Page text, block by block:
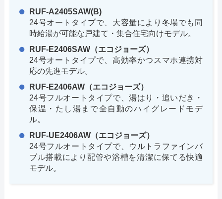
RUF-A2405SAW(B)
24号オートタイプで、大容量により冬場でも同
時給湯が可能な戸建て・集合住宅向けモデル。
RUF-E2406SAW（エコジョーズ）
24号オートタイプで、高効率かつスマホ連携対
応の先進モデル。
RUF-E2406AW（エコジョーズ）
24号フルオートタイプで、湯はり・追いだき・
保温・たし湯まで全自動のハイグレードモデ
ル。
RUF-UE2406AW（エコジョーズ）
24号フルオートタイプで、ウルトラファインバ
ブル搭載により配管や浴槽を清潔に保てる快適
モデル。